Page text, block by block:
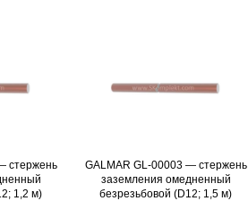
стержень
1,2 м)
Подробнее
GALMAR GL-00003 — стержень
заземления омедненный
безрезьбовой (D12; 1,5 м)